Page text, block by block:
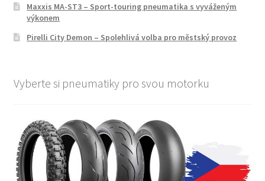
Maxxis MA-ST3 – Sport-touring pneumatika s vyváženým
výkonem
Pirelli City Demon – Spolehlivá volba pro městský provoz
Vyberte si pneumatiky pro svou motorku